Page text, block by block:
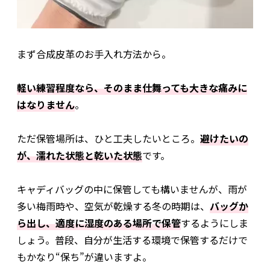
まず合成皮革のお手入れ方法から。
軽い練習程度なら、そのまま仕舞っても大きな痛みに
はなりません。
ただ保管場所は、ひと工夫したいところ。 避けたいの
が、濡れた状態と乾いた状態です。
キャディバッグの中に保管しても構いませんが、雨が
多い梅雨時や、空気が乾燥する冬の時期は、 バッグか
ら出し、適度に湿度のある場所で保管するようにしま
しょう。普段、自分が生活する環境で保管するだけで
もかなり“保ち”が違いますよ。